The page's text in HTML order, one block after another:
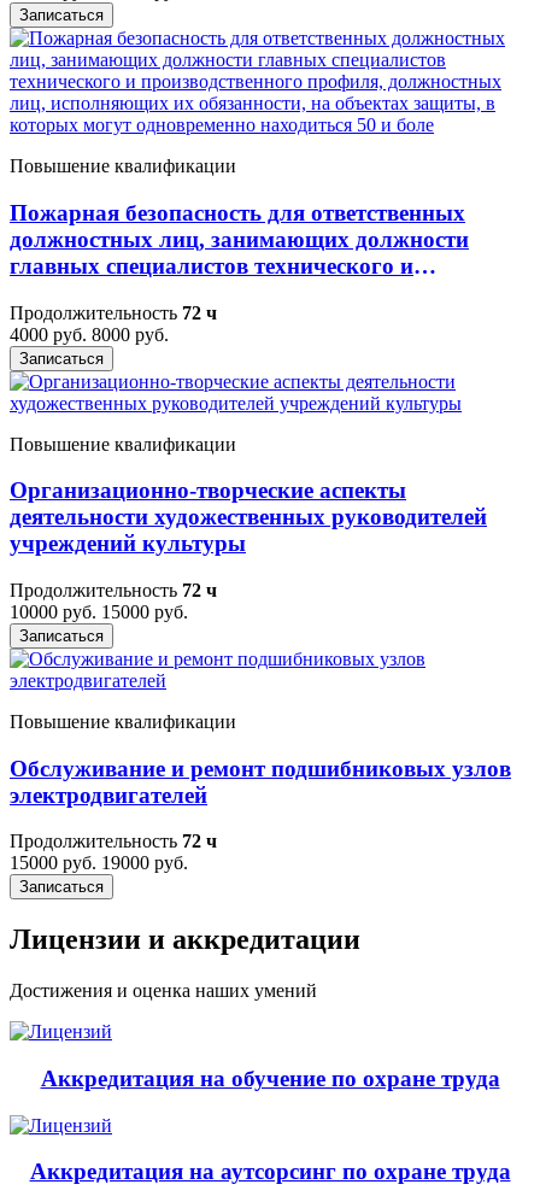
Записаться
Повышение квалификации
Пожарная безопасность для ответственных
должностных лиц, занимающих должности
главных специалистов технического и
исполняющих их обязанности, на объектах
защиты, в которых могут одновременно
находиться 50 и боле
Продолжительность 72 ч
4000 руб. 8000 руб.
Записаться
Повышение квалификации
Организационно-творческие аспекты
деятельности художественных руководителей
учреждений культуры
Продолжительность 72 ч
10000 руб. 15000 руб.
Записаться
Повышение квалификации
Обслуживание и ремонт подшибниковых узлов
электродвигателей
Продолжительность 72 ч
15000 руб. 19000 руб.
Записаться
Лицензии и аккредитации
Достижения и оценка наших умений
Аккредитация на обучение по охране труда
Аккредитация на аутсорсинг по охране труда